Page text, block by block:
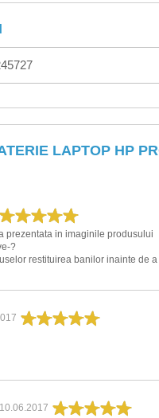
LAPTOP HP
prezentata in imaginile produsului
?
restituirea banilor inainte de
10.06.2017